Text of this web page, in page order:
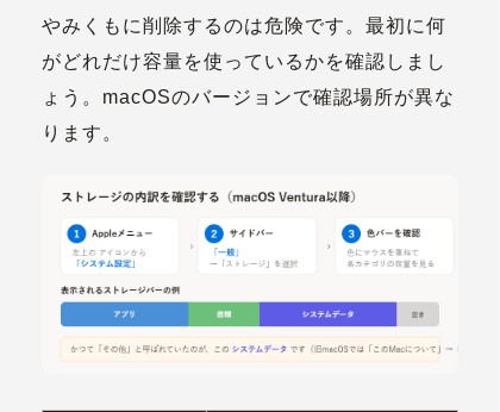
やみくもに削除するのは危険です。最初に何
がどれだけ容量を使っているかを確認しまし
ょう。macOSのバージョンで確認場所が異な
ります。